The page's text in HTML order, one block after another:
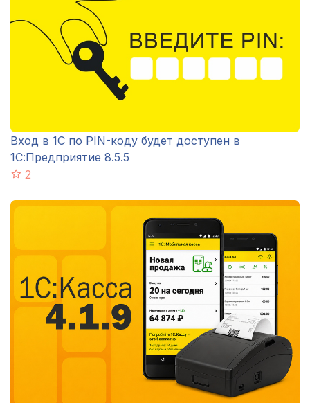
Вход в 1С по PIN-коду будет доступен в
1С:Предприятие 8.5.5
2